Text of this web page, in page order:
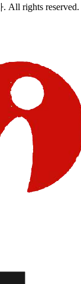
. All rights reserved.